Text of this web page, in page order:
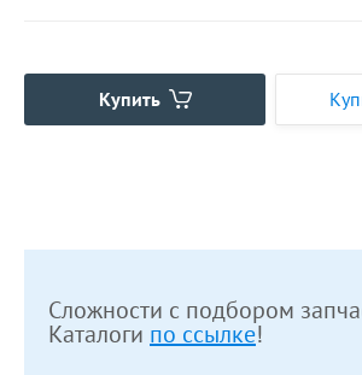
Купить
Сложности с подбором
Каталоги по ссылке!